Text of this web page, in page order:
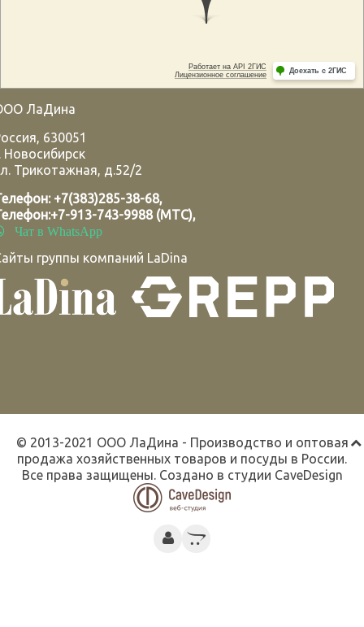
ЛаДина
, 630051
Новосибирск
Трикотажная, д.52/2
+7(383)285-38-68,
+7-913-743-9988 (МТС),
Чат в WhatsApp
группы компаний LaDina
© 2013-2021 ООО ЛаДина - Производство и оптовая
продажа хозяйственных товаров и посуды в России.
Все права защищены. Создано в студии CaveDesign